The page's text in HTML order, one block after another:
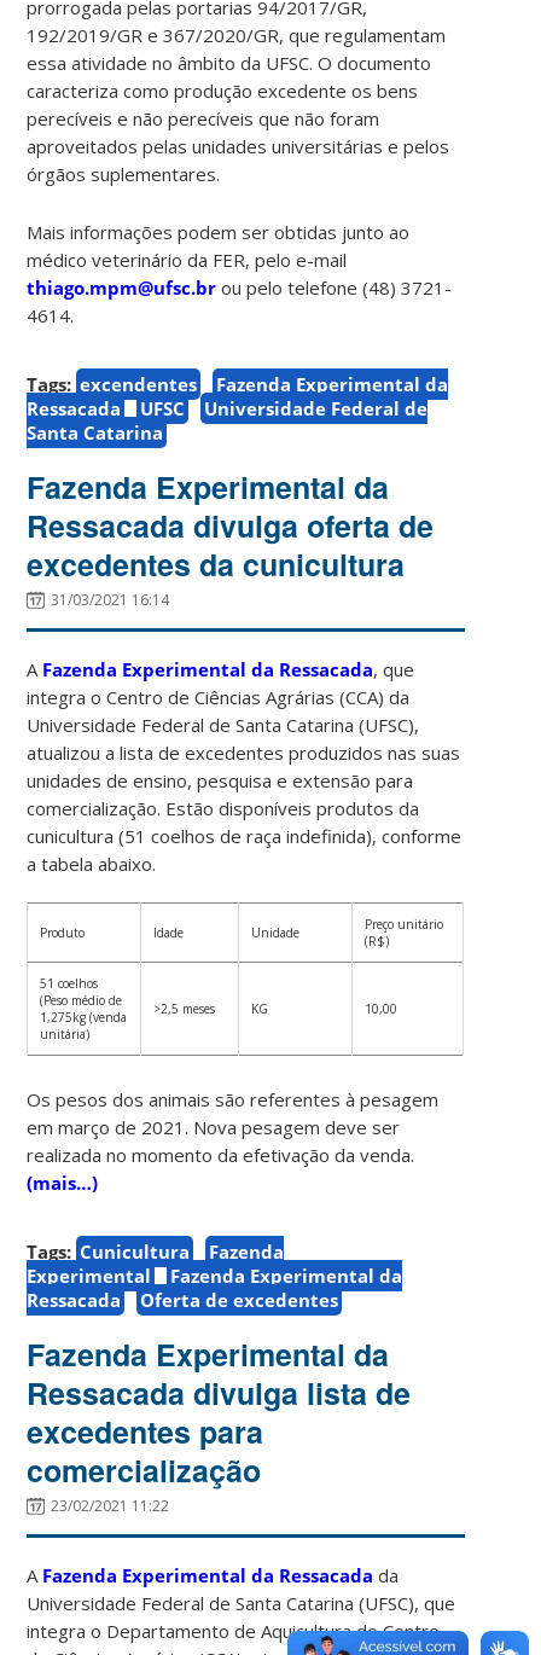
prorrogada pelas portarias 94/2017/GR,
192/2019/GR e 367/2020/GR, que regulamentam
essa atividade no âmbito da UFSC. O documento
caracteriza como produção excedente os bens
perecíveis e não perecíveis que não foram
aproveitados pelas unidades universitárias e pelos
órgãos suplementares.
Mais informações podem ser obtidas junto ao
médico veterinário da FER, pelo e-mail
thiago.mpm@ufsc.br ou pelo telefone (48) 3721-
4614.
Tags: excendentes
Fazenda Experimental da
Ressacada
UFSC
Universidade Federal de
Santa Catarina
Fazenda Experimental da
Ressacada divulga oferta de
excedentes da cunicultura
31/03/2021 16:14
A Fazenda Experimental da Ressacada, que
integra o Centro de Ciências Agrárias (CCA) da
Universidade Federal de Santa Catarina (UFSC),
atualizou a lista de excedentes produzidos nas suas
unidades de ensino, pesquisa e extensão para
comercialização. Estão disponíveis produtos da
cunicultura (51 coelhos de raça indefinida), conforme
a tabela abaixo.
Produto Idade Unidade
Preço unitário
(R$)
51 coelhos
(Peso médio de
1,275kg (venda
unitária)
>2,5 meses KG 10,00
Os pesos dos animais são referentes à pesagem
em março de 2021. Nova pesagem deve ser
realizada no momento da efetivação da venda.
(mais…)
Tags: Cunicultura
Fazenda
Experimental
Fazenda Experimental da
Ressacada
Oferta de excedentes
Fazenda Experimental da
Ressacada divulga lista de
excedentes para
comercialização
23/02/2021 11:22
A Fazenda Experimental da Ressacada da
Universidade Federal de Santa Catarina (UFSC), que
integra o Departamento de Aquicultura do Centro